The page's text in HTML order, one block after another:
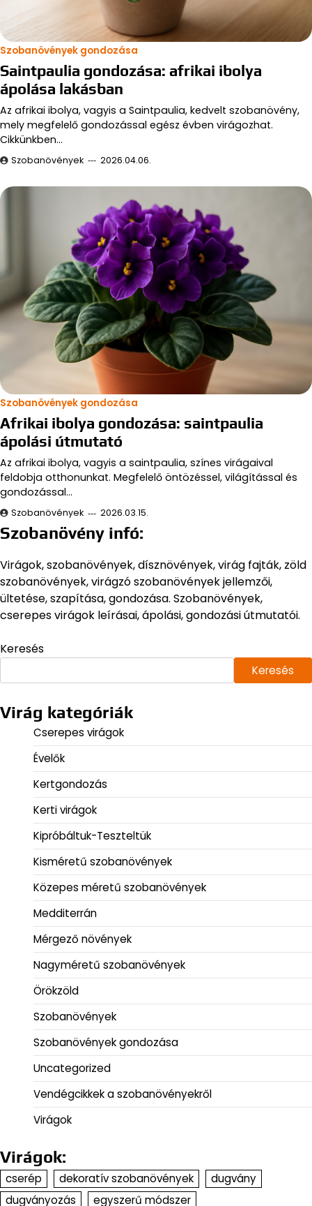
Szobanövények gondozása
Saintpaulia gondozása: afrikai ibolya
ápolása lakásban
Az afrikai ibolya, vagyis a Saintpaulia, kedvelt szobanövény,
mely megfelelő gondozással egész évben virágozhat.
Cikkünkben…
Szobanövények 2026.04.06.
Szobanövények gondozása
Afrikai ibolya gondozása: saintpaulia
ápolási útmutató
Az afrikai ibolya, vagyis a saintpaulia, színes virágaival
feldobja otthonunkat. Megfelelő öntözéssel, világítással és
gondozással…
Szobanövények 2026.03.15.
Szobanövény infó:
Virágok, szobanövények, dísznövények, virág fajták, zöld
szobanövények, virágzó szobanövények jellemzői,
ültetése, szapítása, gondozása. Szobanövények,
cserepes virágok leírásai, ápolási, gondozási útmutatói.
Keresés
Keresés
Virág kategóriák
Cserepes virágok
Évelők
Kertgondozás
Kerti virágok
Kipróbáltuk-Teszteltük
Kisméretű szobanövények
Közepes méretű szobanövények
Medditerrán
Mérgező növények
Nagyméretű szobanövények
Örökzöld
Szobanövények
Szobanövények gondozása
Uncategorized
Vendégcikkek a szobanövényekről
Virágok
Virágok:
cserép dekoratív szobanövények
dugvány
dugványozás
egyszerű módszer